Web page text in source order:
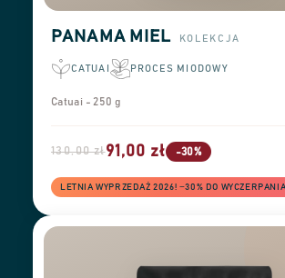
PANAMA MIEL KOLEKCJA
CATUAI PROCES MIODOWY
Catuai - 250 g
130,00 zł91,00 zł -30%
LETNIA WYPRZEDAŻ 2026! −30% DO